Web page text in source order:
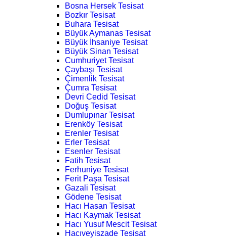
Bosna Hersek Tesisat
Bozkır Tesisat
Buhara Tesisat
Büyük Aymanas Tesisat
Büyük İhsaniye Tesisat
Büyük Sinan Tesisat
Cumhuriyet Tesisat
Çaybaşı Tesisat
Çimenlik Tesisat
Çumra Tesisat
Devri Cedid Tesisat
Doğuş Tesisat
Dumlupınar Tesisat
Erenköy Tesisat
Erenler Tesisat
Erler Tesisat
Esenler Tesisat
Fatih Tesisat
Ferhuniye Tesisat
Ferit Paşa Tesisat
Gazali Tesisat
Gödene Tesisat
Hacı Hasan Tesisat
Hacı Kaymak Tesisat
Hacı Yusuf Mescit Tesisat
Hacıveyiszade Tesisat